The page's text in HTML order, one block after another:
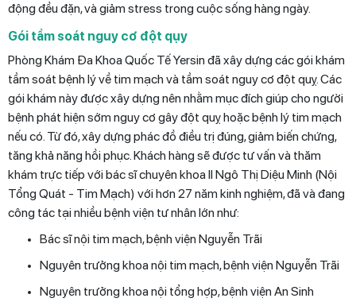
động đều đặn, và giảm stress trong cuộc sống hàng ngày.
Gói tầm soát nguy cơ đột qụy
Phòng Khám Đa Khoa Quốc Tế Yersin đã xây dựng các gói khám
tầm soát bệnh lý về tim mạch và tầm soát nguy cơ đột quỵ. Các
gói khám này được xây dựng nên nhằm mục đích giúp cho người
bệnh phát hiện sớm nguy cơ gây đột quỵ hoặc bệnh lý tim mạch
nếu có. Từ đó, xây dựng phác đồ điều trị đúng, giảm biến chứng,
tăng khả năng hồi phục. Khách hàng sẽ được tư vấn và thăm
khám trực tiếp với bác sĩ chuyên khoa II Ngô Thị Diệu Minh (Nội
Tổng Quát - Tim Mạch) với hơn 27 năm kinh nghiệm, đã và đang
công tác tại nhiều bệnh viện tư nhân lớn như:
Bác sĩ nội tim mạch, bệnh viện Nguyễn Trãi
Nguyên trưởng khoa nội tim mạch, bệnh viện Nguyễn Trãi
Nguyên trưởng khoa nội tổng hợp, bệnh viện An Sinh